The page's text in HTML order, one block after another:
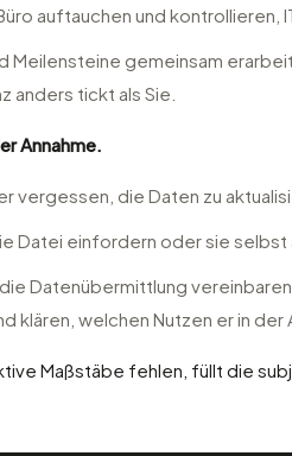
auftauchen und
Meilensteine gemeinsam
anders tickt als Sie.
Annahme.
vergessen, die Daten zu
Datei einfordern oder sie selbst
Datenübermittlung
klären, welchen Nutzen er in
Maßstäbe fehlen, füllt die